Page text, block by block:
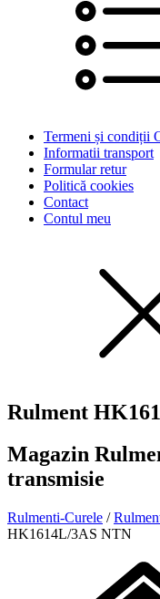
Termeni și condiții
Informatii transport
Formular retur
Politică cookies
Contact
Contul meu
Rulment
Magazin
transmisie
Rulmenti-Curele /
HK1614L/3AS NTN